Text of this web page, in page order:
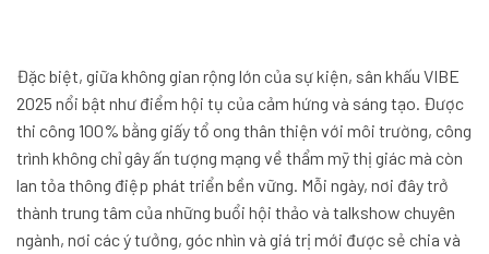
Đặc biệt, giữa không gian rộng lớn của sự kiện, sân khấu VIBE
2025 nổi bật như điểm hội tụ của cảm hứng và sáng tạo. Được
thi công 100% bằng giấy tổ ong thân thiện với môi trường, công
trình không chỉ gây ấn tượng mạng về thẩm mỹ thị giác mà còn
lan tỏa thông điệp phát triển bền vững. Mỗi ngày, nơi đây trở
thành trung tâm của những buổi hội thảo và talkshow chuyên
ngành, nơi các ý tưởng, góc nhìn và giá trị mới được sẻ chia và